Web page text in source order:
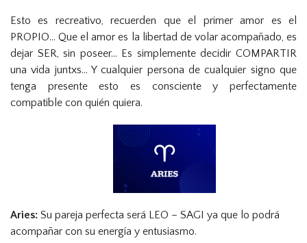
Esto es recreativo, recuerden que el primer amor es el
PROPIO… Que el amor es la libertad de volar acompañado, es
dejar SER, sin poseer… Es simplemente decidir COMPARTIR
una vida juntxs… Y cualquier persona de cualquier signo que
tenga presente esto es consciente y perfectamente
compatible con quién quiera.
Aries: Su pareja perfecta será LEO – SAGI ya que lo podrá
acompañar con su energía y entusiasmo.